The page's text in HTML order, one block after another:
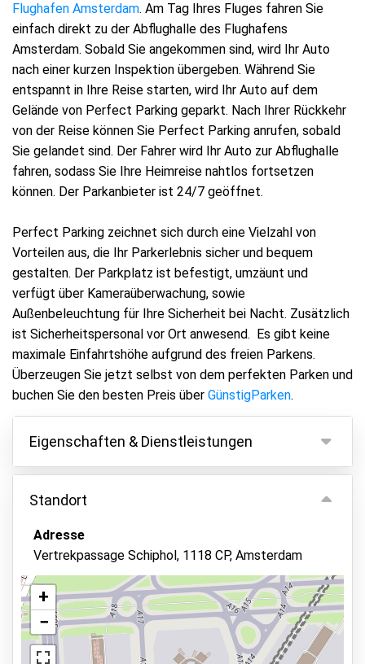
Flughafen Amsterdam. Am Tag Ihres Fluges fahren Sie
einfach direkt zu der Abflughalle des Flughafens
Amsterdam. Sobald Sie angekommen sind, wird Ihr Auto
nach einer kurzen Inspektion übergeben. Während Sie
entspannt in Ihre Reise starten, wird Ihr Auto auf dem
Gelände von Perfect Parking geparkt. Nach Ihrer Rückkehr
von der Reise können Sie Perfect Parking anrufen, sobald
Sie gelandet sind. Der Fahrer wird Ihr Auto zur Abflughalle
fahren, sodass Sie Ihre Heimreise nahtlos fortsetzen
können. Der Parkanbieter ist 24/7 geöffnet.
Perfect Parking zeichnet sich durch eine Vielzahl von
Vorteilen aus, die Ihr Parkerlebnis sicher und bequem
gestalten. Der Parkplatz ist befestigt, umzäunt und
verfügt über Kameraüberwachung, sowie
Außenbeleuchtung für Ihre Sicherheit bei Nacht. Zusätzlich
ist Sicherheitspersonal vor Ort anwesend. Es gibt keine
maximale Einfahrtshöhe aufgrund des freien Parkens.
Überzeugen Sie jetzt selbst von dem perfekten Parken und
buchen Sie den besten Preis über GünstigParken.
Eigenschaften & Dienstleistungen
Eigenschaften
Parken innen
Fahrzeugschlüssel behalten
Asphalt oder Pflaster
Videoüberwachung
Überwachtes Parken
Außenbeleuchtung
Standort
Adresse
Vertrekpassage Schiphol, 1118 CP, Amsterdam
+
−